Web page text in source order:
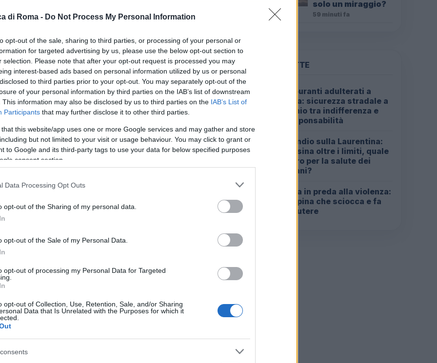
di Roma - Do Not Process My Personal Information
opt-out of the sale, sharing to third parties, or processing of your personal or
for targeted advertising by us, please use the below opt-out section to
selection. Please note that after your opt-out request is processed you may
interest-based ads based on personal information utilized by us or personal
to third parties prior to your opt-out. You may separately opt-out of the
of your personal information by third parties on the IAB’s list of downstream
This information may also be disclosed by us to third parties on the IAB’s List of
Participants that may further disclose it to other third parties.
that this website/app uses one or more Google services and may gather and store
but not limited to your visit or usage behaviour. You may click to grant or
to Google and its third-party tags to use your data for below specified purposes
consent section.
Data Processing Opt Outs
opt-out of the Sharing of my personal data.
opt-out of the Sale of my Personal Data.
opt-out of processing my Personal Data for Targeted
opt-out of Collection, Use, Retention, Sale, and/or Sharing
Data that Is Unrelated with the Purposes for which it
– Chiuso un
del Commissariato Torpignattara di Roma,
accertamenti straordinari del territorio al fine delle
un autodemolitori in via di Torpignattara. Qui grazie a
e inquinanti, consistenti in veicoli fuori uso e
per poi essere demoliti. Il titolare è stato
solo un miraggio?
59 minuti fa
PIÙ LETTE
Carburanti adulterati a
Roma: sicurezza stradale a
rischio tra indifferenza e
irresponsabilità
Incendio sulla Laurentina:
diossina oltre i limiti, quale
futuro per la salute dei
romani?
Roma in preda alla violenza:
la rapina che sciocca e fa
discutere